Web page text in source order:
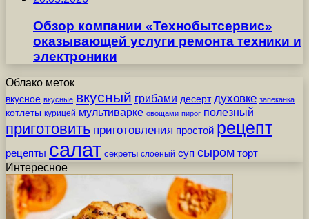
Обзор компании «Технобытсервис»
оказывающей услуги ремонта техники и
электроники
Облако меток
вкусное вкусные вкусный грибами десерт духовке запеканка
котлеты курицей мультиварке овощами пирог полезный
приготовить приготовления простой рецепт
рецепты салат секреты слоеный суп сыром торт
Интересное